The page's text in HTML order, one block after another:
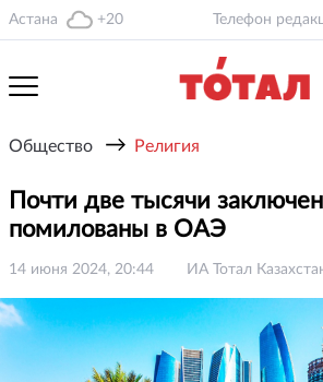
Астана +20 Телефон
Общество → Религия
Почти две тысячи
помилованы в ОАЭ
14 июня 2024, 20:44 ИА Тотал